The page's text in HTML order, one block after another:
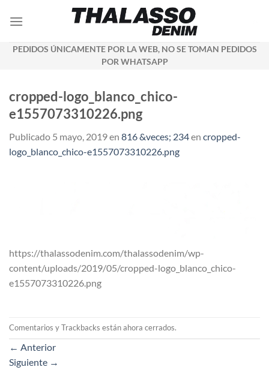
PEDIDOS ÚNICAMENTE POR LA WEB, NO SE TOMAN PEDIDOS
POR WHATSAPP
cropped-logo_blanco_chico-
e1557073310226.png
Publicado 5 mayo, 2019en 816 &veces; 234en cropped-
logo_blanco_chico-e1557073310226.png
https://thalassodenim.com/thalassodenim/wp-
content/uploads/2019/05/cropped-logo_blanco_chico-
e1557073310226.png
Comentarios y Trackbacks están ahora cerrados.
← Anterior
Siguiente →